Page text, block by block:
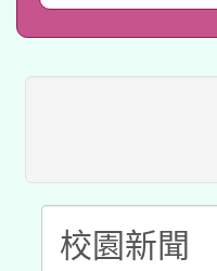
動」
開 智
本校
招甄選
適應運
本館
暨閱讀
科技賦
礎課程
A3數位